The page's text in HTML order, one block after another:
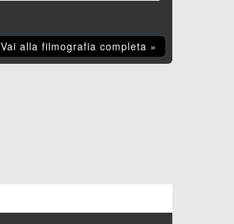
Vai alla filmografia completa »